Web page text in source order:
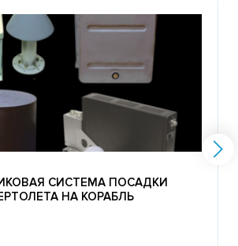
СИСТЕМА ПОСАДКИ
НА КОРАБЛЬ